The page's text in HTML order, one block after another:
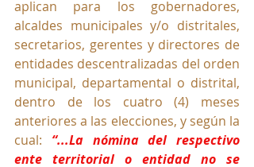
aplican para los gobernadores,
alcaldes municipales y/o distritales,
secretarios, gerentes y directores de
entidades descentralizadas del orden
municipal, departamental o distrital,
dentro de los cuatro (4) meses
anteriores a las elecciones, y según la
cual: “...La nómina del respectivo
ente territorial o entidad no se